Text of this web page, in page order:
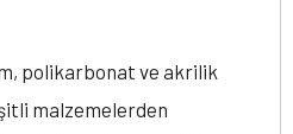
polikarbonat ve akrilik
malzemelerden